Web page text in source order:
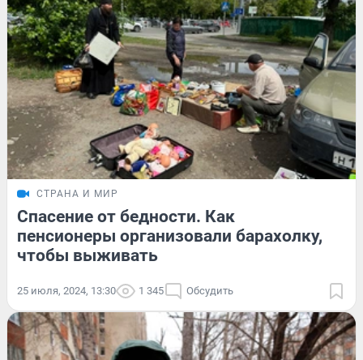
СТРАНА И МИР
Спасение от бедности. Как
пенсионеры организовали барахолку,
чтобы выживать
25 июля, 2024, 13:30 1 345 Обсудить